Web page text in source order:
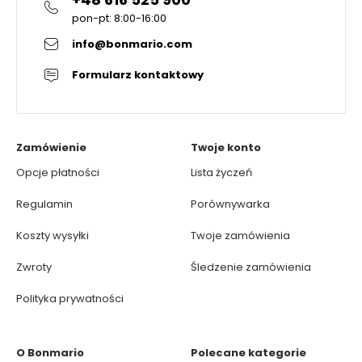
pon-pt: 8:00-16:00
info@bonmario.com
Formularz kontaktowy
Zamówienie
Opcje płatności
Regulamin
Koszty wysyłki
Zwroty
Polityka prywatności
Twoje konto
Lista życzeń
Porównywarka
Twoje zamówienia
Śledzenie zamówienia
O Bonmario Polecane kategorie